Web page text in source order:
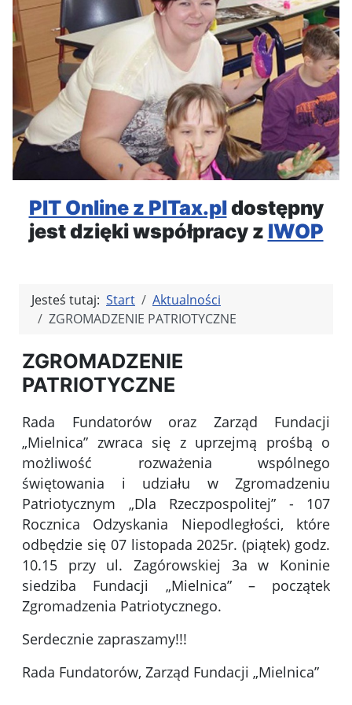
PIT Online z PITax.pldostępny
jest dzięki współpracy z IWOP
Jesteś tutaj: Start
Aktualności
ZGROMADZENIE PATRIOTYCZNE
ZGROMADZENIE
PATRIOTYCZNE
Rada Fundatorów oraz Zarząd Fundacji
„Mielnica” zwraca się z uprzejmą prośbą o
możliwość rozważenia wspólnego
świętowania i udziału w Zgromadzeniu
Patriotycznym „Dla Rzeczpospolitej” - 107
Rocznica Odzyskania Niepodległości, które
odbędzie się 07 listopada 2025r. (piątek) godz.
10.15 przy ul. Zagórowskiej 3a w Koninie
siedziba Fundacji „Mielnica” – początek
Zgromadzenia Patriotycznego.
Serdecznie zapraszamy!!!
Rada Fundatorów, Zarząd Fundacji „Mielnica”